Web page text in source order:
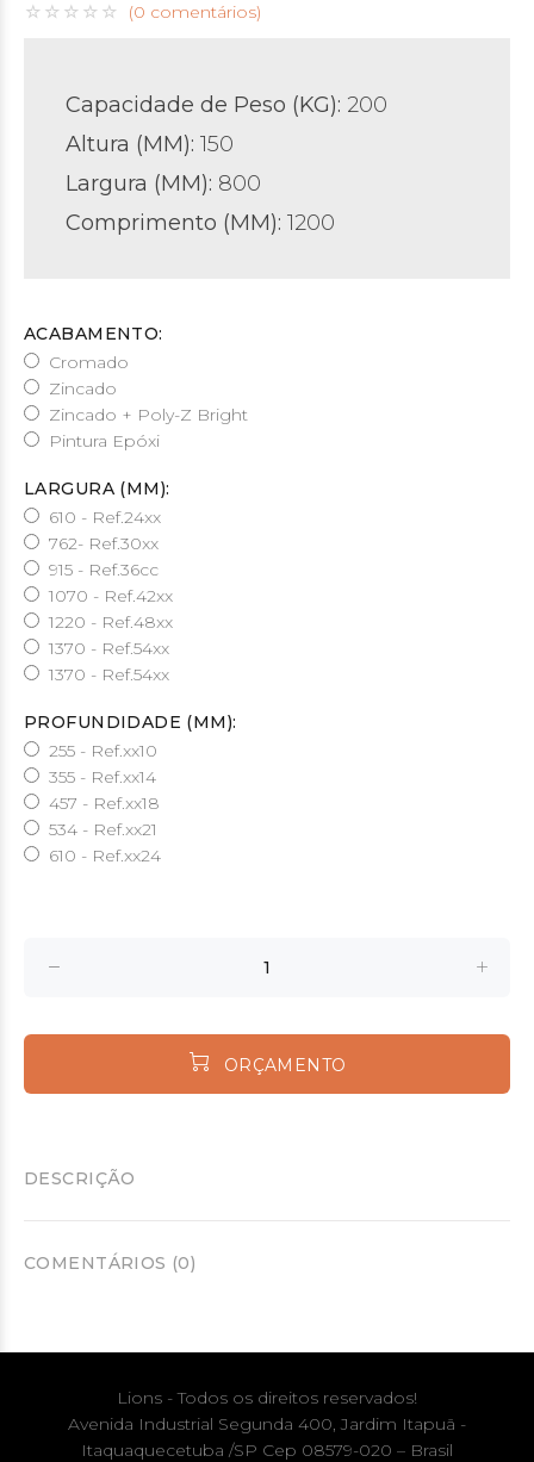
(0 comentários)
Capacidade de Peso (KG): 200
Altura (MM): 150
Largura (MM): 800
Comprimento (MM): 1200
ACABAMENTO:
Cromado
Zincado
Zincado + Poly-Z Bright
Pintura Epóxi
LARGURA (MM):
610 - Ref.24xx
762- Ref.30xx
915 - Ref.36cc
1070 - Ref.42xx
1220 - Ref.48xx
1370 - Ref.54xx
1370 - Ref.54xx
PROFUNDIDADE (MM):
255 - Ref.xx10
355 - Ref.xx14
457 - Ref.xx18
534 - Ref.xx21
610 - Ref.xx24
ORÇAMENTO
DESCRIÇÃO
COMENTÁRIOS (0)
Lions - Todos os direitos reservados!
Avenida Industrial Segunda 400, Jardim Itapuã -
Itaquaquecetuba /SP Cep 08579-020 – Brasil